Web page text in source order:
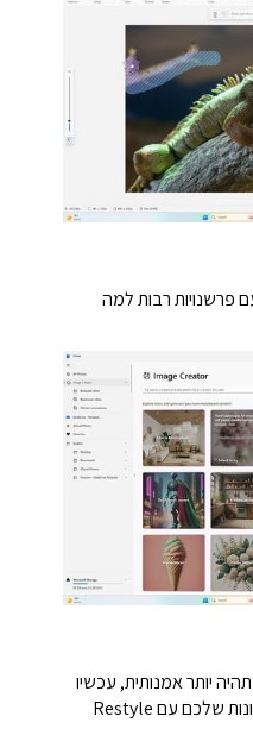
פרשנויות רבות למה
יותר אמנותית, עכשיו
תוכלו להביא סגנונות שונים לתמונות שלכם עם Restyle